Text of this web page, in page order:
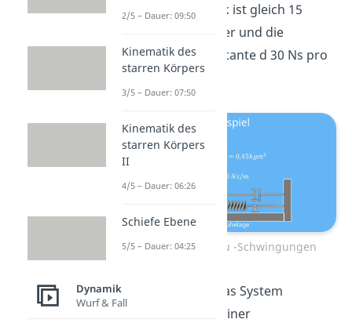
Federkonstante k ist gleich 15
Newton pro Meter und die
Dämpfungskonstante d 30 Ns pro
m.
Versuchsaufbau -Schwingungen
Nun unterliegt das System
zusätzlich noch einer
2/5 – Dauer: 09:50
Kinematik des
starren Körpers
3/5 – Dauer: 07:50
Kinematik des
starren Körpers
II
4/5 – Dauer: 06:26
Schiefe Ebene
5/5 – Dauer: 04:25
Dynamik
Wurf & Fall